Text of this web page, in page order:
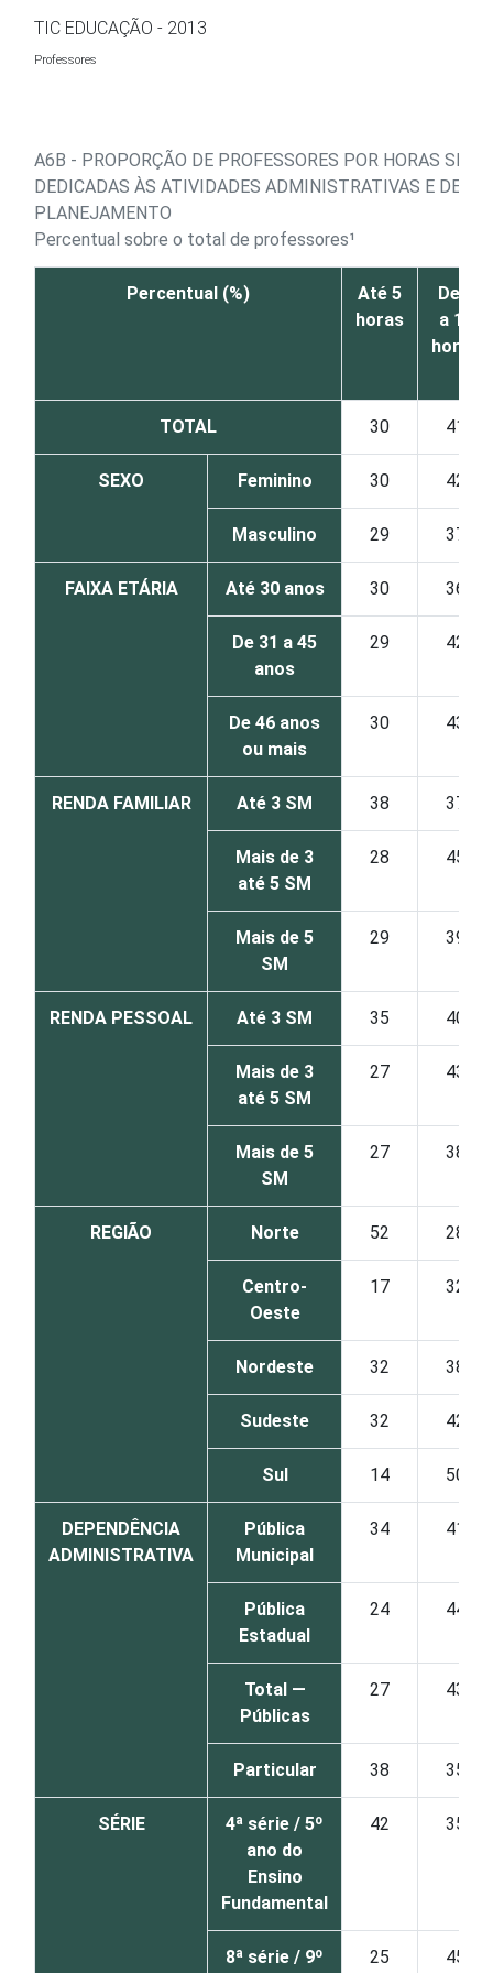
Ir para o conteúdo
TIC EDUCAÇÃO - 2013
Professores
A6B - PROPORÇÃO DE PROFESSORES POR HORAS
DEDICADAS ÀS ATIVIDADES ADMINISTRATIVAS E DE
PLANEJAMENTO
Percentual sobre o total de professores¹
Percentual (%)
Até 5
horas
De 6
a 10
horas
TOTAL 30 41
SEXO Feminino 30 42
Masculino 29 37
FAIXA ETÁRIA Até 30 anos 30 36
De 31 a 45
anos
29 42
De 46 anos
ou mais
30 43
RENDA FAMILIAR Até 3 SM 38 37
Mais de 3
até 5 SM
28 45
Mais de 5
SM
29 39
RENDA PESSOAL Até 3 SM 35 40
Mais de 3
até 5 SM
27 43
Mais de 5
SM
27 38
REGIÃO Norte 52 28
Centro-
Oeste
17 32
Nordeste 32 38
Sudeste 32 42
Sul 14 50
DEPENDÊNCIA
ADMINISTRATIVA
Pública
Municipal
34 41
Pública
Estadual
24 44
Total —
Públicas
27 43
Particular 38 35
SÉRIE
4ª série / 5º
ano do
Ensino
Fundamental
42 35
8ª série / 9º 25 45